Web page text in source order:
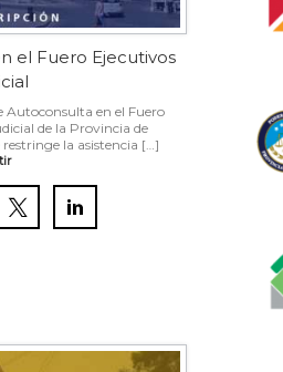
el Fuero Ejecutivos
Autoconsulta en el Fuero
de la Provincia de
restringe la asistencia […]